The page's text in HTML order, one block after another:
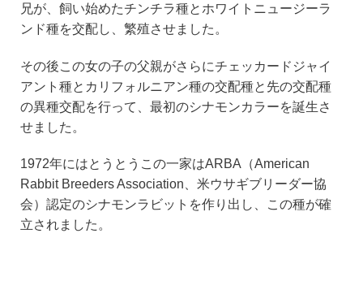
兄が、飼い始めたチンチラ種とホワイトニュージーラ
ンド種を交配し、繁殖させました。
その後この女の子の父親がさらにチェッカードジャイ
アント種とカリフォルニアン種の交配種と先の交配種
の異種交配を行って、最初のシナモンカラーを誕生さ
せました。
1972年にはとうとうこの一家はARBA（American
Rabbit Breeders Association、米ウサギブリーダー協
会）認定のシナモンラビットを作り出し、この種が確
立されました。